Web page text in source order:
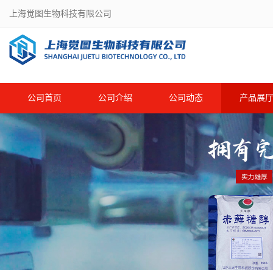
上海觉图生物科技有限公司
公司首页 公司介绍 公司动态 产品展厅